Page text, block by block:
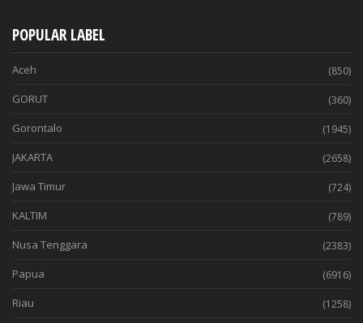
POPULAR LABEL
Aceh (850)
GORUT (360)
Gorontalo (1945)
JAKARTA (2658)
Jawa Timur (724)
KALTIM (789)
Nusa Tenggara (2383)
Papua (6916)
Riau (1258)